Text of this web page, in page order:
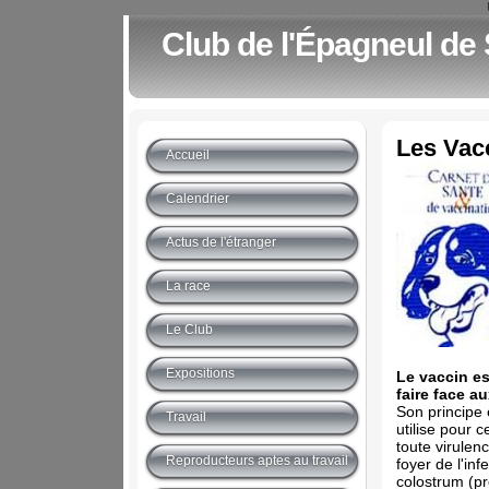
Club de l'Épagneul de
Les
Le vaccin
faire face
Son principe
utilise pour
toute
foyer de
colostrum
Accueil
Calendrier
Actus de l'étranger
La race
Le Club
Expositions
Travail
Reproducteurs aptes au travail